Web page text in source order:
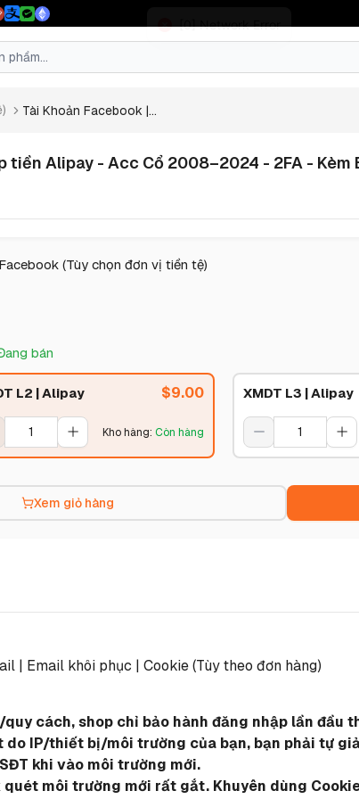
Tài Khoản Facebook |...
tiền Alipay - Acc Cổ 2008–2024 - 2FA -
(Tùy chọn đơn vị tiền tệ)
bán
L2 | Alipay $9.00
Kho hàng: Còn hàng
XMDT L3 | Alipay
Xem giỏ hàng
| Email khôi phục | Cookie (Tùy theo đơn hàng)
cách, shop chỉ bảo hành đăng nhập lần
IP/thiết bị/môi trường của bạn, bạn phải tự
khi vào môi trường mới.
môi trường mới rất gắt. Khuyên dùng